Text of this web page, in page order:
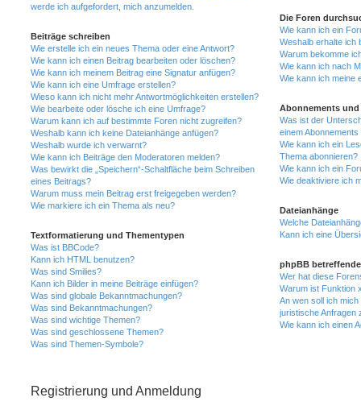
werde ich aufgefordert, mich anzumelden.
Beiträge schreiben
Wie erstelle ich ein neues Thema oder eine Antwort?
Wie kann ich einen Beitrag bearbeiten oder löschen?
Wie kann ich meinem Beitrag eine Signatur anfügen?
Wie kann ich eine Umfrage erstellen?
Wieso kann ich nicht mehr Antwortmöglichkeiten erstellen?
Wie bearbeite oder lösche ich eine Umfrage?
Warum kann ich auf bestimmte Foren nicht zugreifen?
Weshalb kann ich keine Dateianhänge anfügen?
Weshalb wurde ich verwarnt?
Wie kann ich Beiträge den Moderatoren melden?
Was bewirkt die „Speichern“-Schaltfläche beim Schreiben
eines Beitrags?
Warum muss mein Beitrag erst freigegeben werden?
Wie markiere ich ein Thema als neu?
Textformatierung und Thementypen
Was ist BBCode?
Kann ich HTML benutzen?
Was sind Smilies?
Kann ich Bilder in meine Beiträge einfügen?
Was sind globale Bekanntmachungen?
Was sind Bekanntmachungen?
Was sind wichtige Themen?
Was sind geschlossene Themen?
Was sind Themen-Symbole?
Die Foren
Wie kann ich ein
Weshalb erhalte ich
Warum bekomme
Wie kann ich nach
Wie kann ich meine
Abonnements und
Was ist der
einem
Wie kann ich ein
Thema abonnieren?
Wie kann ich ein
Wie deaktiviere ich
Dateianhänge
Welche
Kann ich eine
phpBB
Wer hat diese
Warum ist Funktion
An wen soll ich
juristische Anfragen
Wie kann ich einen
Registrierung und Anmeldung